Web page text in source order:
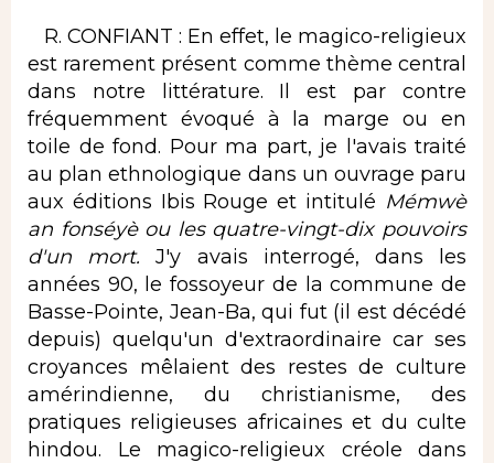
R. CONFIANT : En effet, le magico-religieux
est rarement présent comme thème central
dans notre littérature. Il est par contre
fréquemment évoqué à la marge ou en
toile de fond. Pour ma part, je l'avais traité
au plan ethnologique dans un ouvrage paru
aux éditions Ibis Rouge et intitulé Mémwè
an fonséyè ou les quatre-vingt-dix pouvoirs
d'un mort.J'y avais interrogé, dans les
années 90, le fossoyeur de la commune de
Basse-Pointe, Jean-Ba, qui fut (il est décédé
depuis) quelqu'un d'extraordinaire car ses
croyances mêlaient des restes de culture
amérindienne, du christianisme, des
pratiques religieuses africaines et du culte
hindou. Le magico-religieux créole dans